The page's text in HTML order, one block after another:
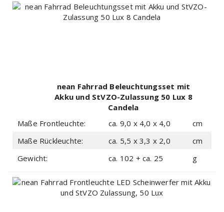
nean Fahrrad Beleuchtungsset mit
Akku und StVZO-Zulassung 50 Lux 8
Candela
Maße Frontleuchte:
ca. 9,0 x 4,0 x 4,0
cm
Maße Rückleuchte:
ca. 5,5 x 3,3 x 2,0
cm
Gewicht:
ca. 102 + ca. 25 g